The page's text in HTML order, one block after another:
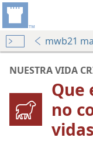
mwb21
NUESTRA VIDA
Que
no
vidas